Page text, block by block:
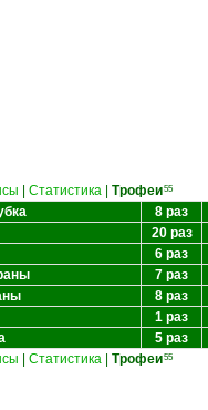
Статистика Трофеи55
8 раз
20 раз
6 раз
7 раз
8 раз
1 раз
5 раз
Статистика Трофеи55